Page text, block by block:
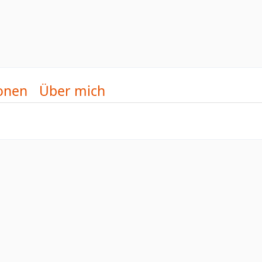
Über mich